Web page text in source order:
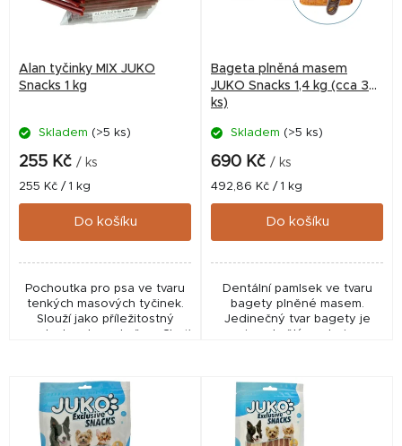
o
Alan tyčinky MIX JUKO
Snacks 1 kg
Skladem (>5 ks)
255 Kč / ks
Měrná
cena:
255 Kč / 1 kg
Do košíku
Pochoutka pro psa ve tvaru
tenkých masových tyčinek.
Slouží jako příležitostný
produkty...
Bageta plněná masem
JUKO Snacks 1,4 kg (cca 32
ks)
Skladem (>5 ks)
690 Kč / ks
Měrná
cena:
492,86 Kč / 1 kg
Do košíku
Dentální pamlsek ve tvaru
bagety plněné masem.
Jedinečný tvar bagety je
vašeho mazlíčka v
perfektním...